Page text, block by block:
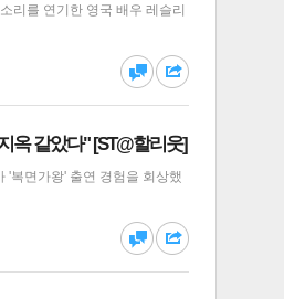
댓글 공유
댓글 공유
리를 연기한 영국 배우 레슬리
옥 같았다" [ST@할리웃]
'복면가왕' 출연 경험을 회상했